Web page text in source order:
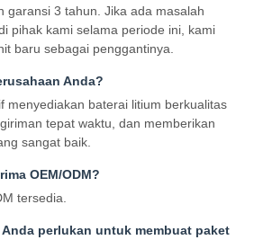
garansi 3 tahun. Jika ada masalah
pihak kami selama periode ini, kami
baru sebagai penggantinya.
Anda?
menyediakan baterai litium berkualitas
tepat waktu, dan memberikan
sangat baik.
OEM/ODM?
tersedia.
perlukan untuk membuat paket